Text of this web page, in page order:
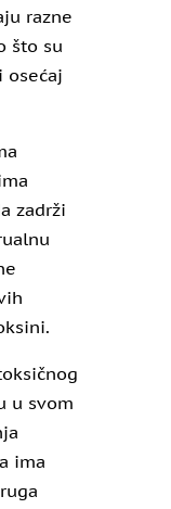
razne
što su
osećaj
zadrži
u svom
ima